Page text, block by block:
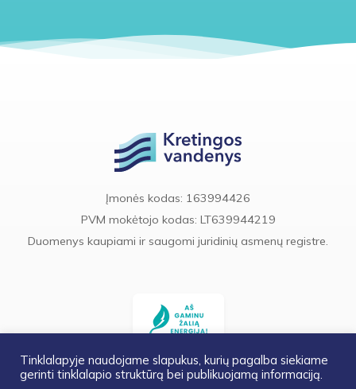
Įmonės kodas: 163994426
PVM mokėtojo kodas: LT639944219
Duomenys kaupiami ir saugomi juridinių asmenų registre.
Tinklalapyje naudojame slapukus, kurių pagalba siekiame
gerinti tinklalapio struktūrą bei publikuojamą informaciją.